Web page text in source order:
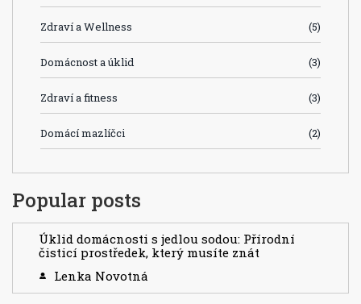
Zdraví a Wellness (5)
Domácnost a úklid (3)
Zdraví a fitness (3)
Domácí mazlíčci (2)
Popular posts
Úklid domácnosti s jedlou sodou: Přírodní
čisticí prostředek, který musíte znát
Lenka Novotná